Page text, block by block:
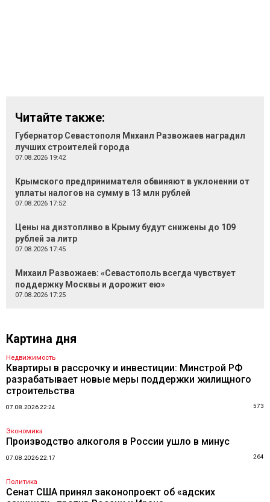
Читайте также:
Губернатор Севастополя Михаил Развожаев наградил
лучших строителей города
07.08.2026 19:42
Крымского предпринимателя обвиняют в уклонении от
уплаты налогов на сумму в 13 млн рублей
07.08.2026 17:52
Цены на дизтопливо в Крыму будут снижены до 109
рублей за литр
07.08.2026 17:45
Михаил Развожаев: «Севастополь всегда чувствует
поддержку Москвы и дорожит ею»
07.08.2026 17:25
Картина дня
Недвижимость
Квартиры в рассрочку и инвестиции: Минстрой РФ
разрабатывает новые меры поддержки жилищного
строительства
07.08.2026 22:24 573
Экономика
Производство алкоголя в России ушло в минус
07.08.2026 22:17 264
Политика
Сенат США принял законопроект об «адских